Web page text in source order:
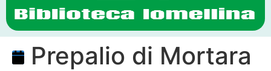
Prepalio di Mortara